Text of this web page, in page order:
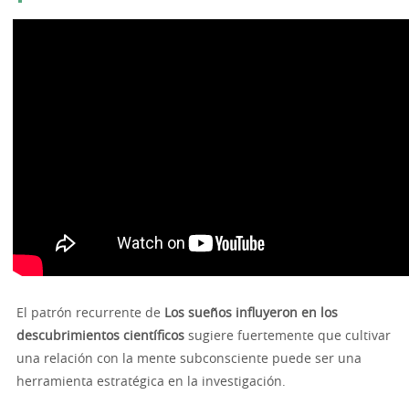
El patrón recurrente de Los sueños influyeron en los
descubrimientos científicos sugiere fuertemente que cultivar
una relación con la mente subconsciente puede ser una
herramienta estratégica en la investigación.